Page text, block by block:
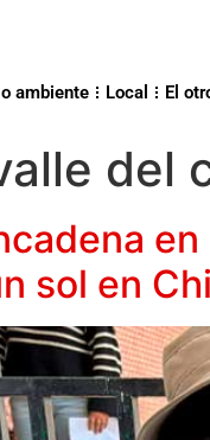
ambiente Local El
del
sol en